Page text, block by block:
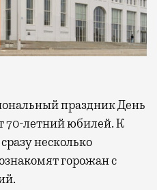
70-летний юбилей. К
несколько
горожан с